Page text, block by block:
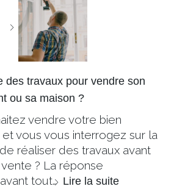
des travaux pour vendre son
ou sa maison ?
vendre votre bien
vous vous interrogez sur la
réaliser des travaux avant
? La réponse
tout… Lire la suite